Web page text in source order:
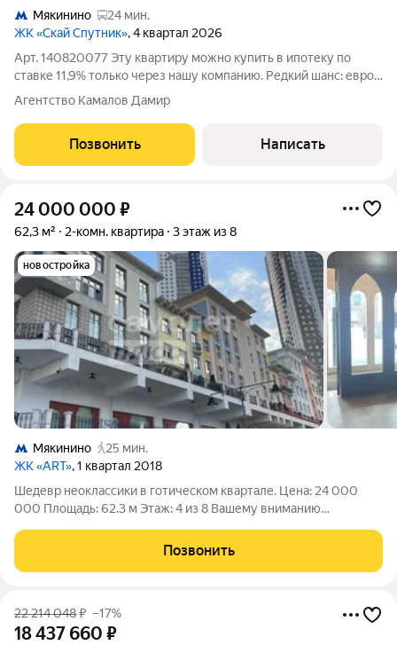
Мякинино
24 мин.
ЖК «Скай Спутник», 4 квартал 2026
Арт. 140820077 Эту квартиру можно купить в ипотеку по
ставке 11,9% только через нашу компанию. Редкий шанс: евро2
с ремонтом и мебелью по цене ниже застройщика!
Представьте: вы въезжаете в стильные апартаменты в
современном ЖК Sky Sputnik, а соседи
Агентство Камалов Дамир
Позвонить Написать
24 000 000 ₽
62,3 м² 2-комн. квартира 3 этаж из 8
новостройка
Мякинино
25 мин.
ЖК «ART», 1 квартал 2018
Шедевр неоклассики в готическом квартале. Цена: 24 000
000 Площадь: 62.3 м Этаж: 4 из 8 Вашему вниманию
где красота встречается с абсолютным комфортом. Квартира
расположена в доме с
Позвонить
22 214 048₽ –17%
18 437 660 ₽